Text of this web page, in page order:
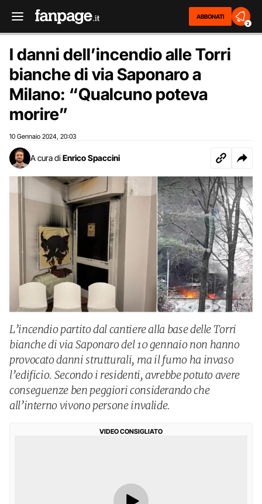
ABBONATI
2
I danni dell’incendio alle Torri
bianche di via Saponaro a
Milano: “Qualcuno poteva
morire”
10 Gennaio 2024 20:03
A cura di Enrico Spaccini
L’incendio partito dal cantiere alla base delle Torri
bianche di via Saponaro del 10 gennaio non hanno
provocato danni strutturali, ma il fumo ha invaso
l’edificio. Secondo i residenti, avrebbe potuto avere
conseguenze ben peggiori considerando che
all’interno vivono persone invalide.
VIDEO CONSIGLIATO